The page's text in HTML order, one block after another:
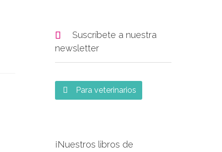

Suscríbete a nuestra
newsletter
 Para veterinarios
¡Nuestros libros de